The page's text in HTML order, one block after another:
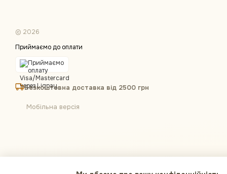
© 2026
Приймаємо до оплати
Безкоштовна доставка від 2500 грн
Мобільна версія